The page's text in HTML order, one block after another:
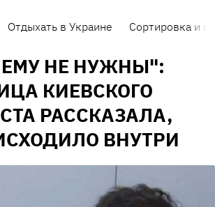
Отдыхать в Украине Сортировка и
НЕ НУЖНЫ":
КИЕВСКОГО
РАССКАЗАЛА,
ВНУТРИ